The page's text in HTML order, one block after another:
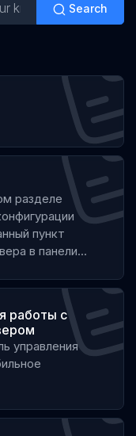
Search
разделе
пункт
в панели...
работы с
управления